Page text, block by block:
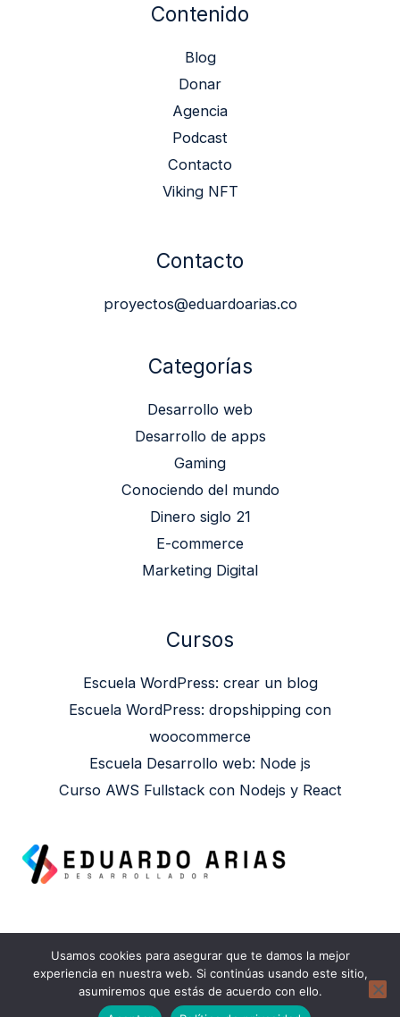
Contenido
Blog
Donar
Agencia
Podcast
Contacto
Viking NFT
Contacto
proyectos@eduardoarias.co
Categorías
Desarrollo web
Desarrollo de apps
Gaming
Conociendo del mundo
Dinero siglo 21
E-commerce
Marketing Digital
Cursos
Escuela WordPress: crear un blog
Escuela WordPress: dropshipping con
woocommerce
Escuela Desarrollo web: Node js
Curso AWS Fullstack con Nodejs y React
Copyright © 2026 Eduardo Arias | Powered by
Eduardo Arias
Usamos cookies para asegurar que te damos la mejor
experiencia en nuestra web. Si continúas usando este sitio,
asumiremos que estás de acuerdo con ello.